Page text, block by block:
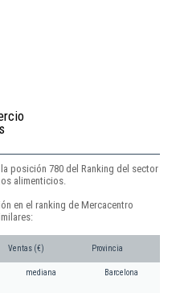
posición 780 del Ranking del sector
alimenticios.
en el ranking de Mercacentro
Ventas (€) Provincia
mediana Barcelona